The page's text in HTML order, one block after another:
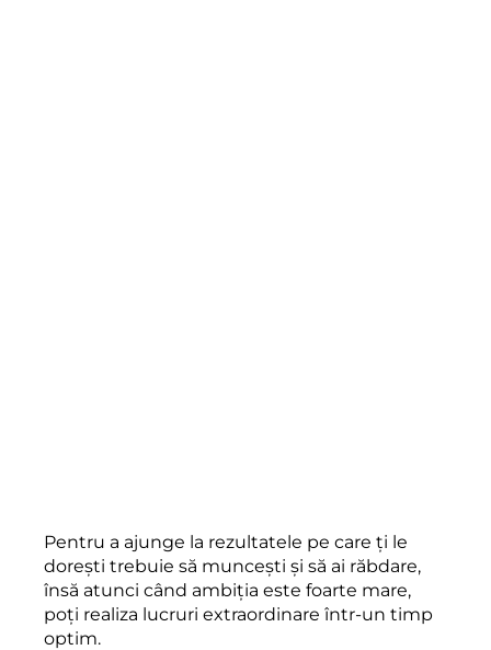
Pentru a ajunge la rezultatele pe care ți le
dorești trebuie să muncești și să ai răbdare,
însă atunci când ambiția este foarte mare,
poți realiza lucruri extraordinare într-un timp
optim.